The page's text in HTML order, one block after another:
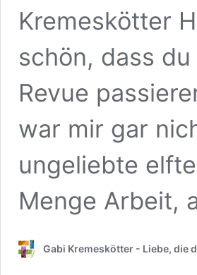
Kremeskötter
schön, dass
Revue
war mir gar
ungeliebte
Menge Arbeit,
Gabi Kremeskötter - Liebe, die